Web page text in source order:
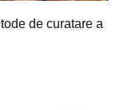
de curatare a